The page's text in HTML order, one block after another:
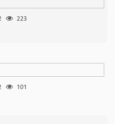
223
101